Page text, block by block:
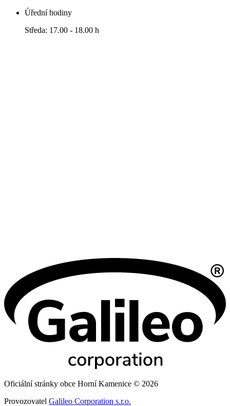
Úřední hodiny
Středa: 17.00 - 18.00 h
Oficiální stránky obce Horní Kamenice © 2026
Provozovatel Galileo Corporation s.r.o.